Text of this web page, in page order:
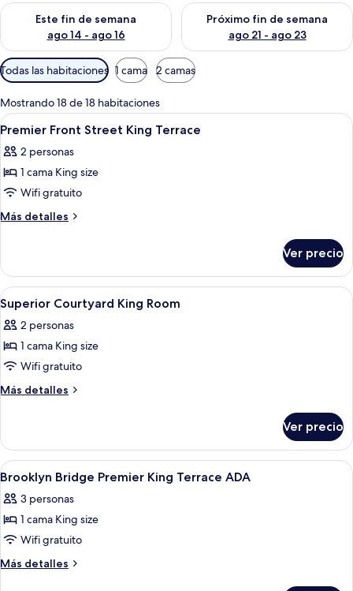
Este fin de semana
ago 14 - ago 16
Consulta la disponibilidad para este fin de semana ago 14 -
Próximo fin de semana
ago 21 - ago 23
Consulta la disponibilidad
Filtros
disponibles
para
las
habitaciones
Todas las habitaciones 1 cama 2 camas
Mostrando 18 de 18 habitaciones
Abrir
todas
las
fotos
de
Premier
King
Terrace
Amenidades de baño de diseñador,
2
Premier Front Street King Terrace
2 personas
1 cama King size
Wifi gratuito
Más detalles
Más
Front
Street
King
Terrace
Ver precio
Abrir
todas
las
fotos
de
Superior
Room
Un baño moderno con cabina de
1
Superior Courtyard King Room
2 personas
1 cama King size
Wifi gratuito
Más detalles
Más
Courtyard
King
Room
Ver precio
Abrir
todas
las
fotos
de
Brooklyn
Una habitación de hotel con una
5
Brooklyn Bridge Premier King Terrace ADA
3 personas
1 cama King size
Wifi gratuito
Más detalles
Más